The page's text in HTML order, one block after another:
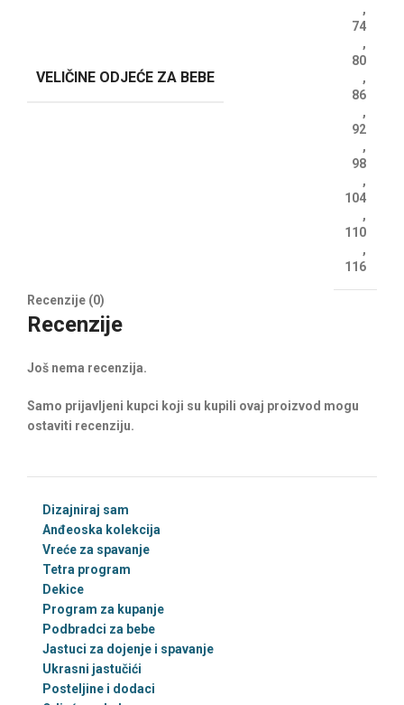
VELIČINE ODJEĆE ZA BEBE
,
74
,
80
,
86
,
92
,
98
,
104
,
110
,
116
Recenzije (0)
Recenzije
Još nema recenzija.
Samo prijavljeni kupci koji su kupili ovaj proizvod mogu
ostaviti recenziju.
Dizajniraj sam
Anđeoska kolekcija
Vreće za spavanje
Tetra program
Dekice
Program za kupanje
Podbradci za bebe
Jastuci za dojenje i spavanje
Ukrasni jastučići
Posteljine i dodaci